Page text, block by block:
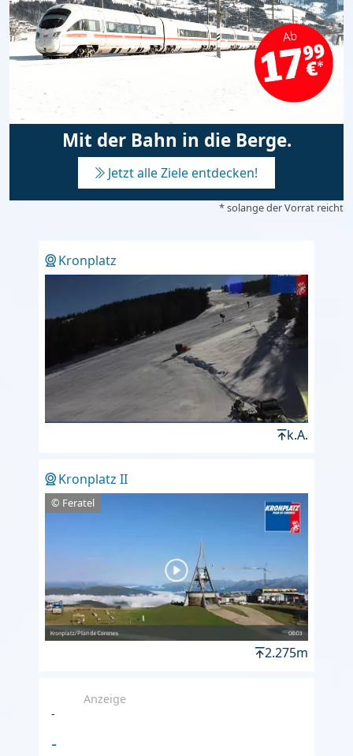
Mit der Bahn in die Berge.
Jetzt alle Ziele entdecken!
* solange der Vorrat reicht
Kronplatz
k.A.
Kronplatz II
© Feratel
2.275m
Anzeige
-
-